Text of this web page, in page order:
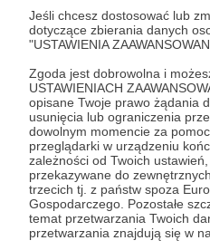
Jeśli chcesz dostosować lub
dotyczące zbierania danych
"USTAWIENIA
Zgoda jest dobrowolna i
USTAWIENIACH
opisane Twoje prawo żądania
usunięcia lub ograniczenia
dowolnym momencie za
przeglądarki w urządzeniu
zależności od Twoich
przekazywane do
trzecich tj. z państw spoza
Gospodarczego. Pozostałe
temat przetwarzania Twoich
przetwarzania znajdują się w
podwojenie wihajstrów -
Dodatkowo otrzymasz
na coroczny zlot
Patroni: 1
88 zł miesięcznie
Próg symboliczny